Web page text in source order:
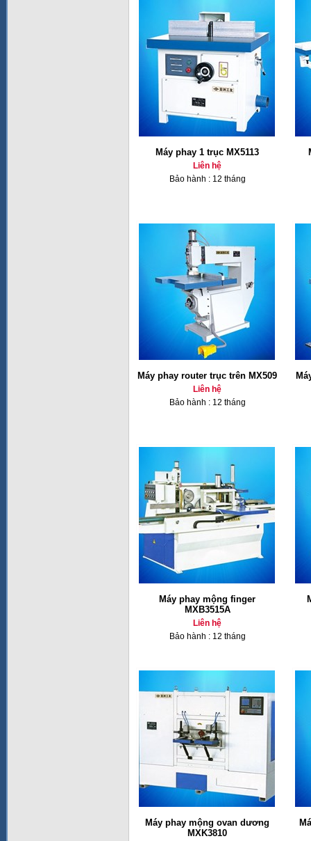
Máy phay 1 trục MX5113
Liên hệ
Bảo hành : 12 tháng
Máy phay router trục trên MX509
Liên hệ
Bảo hành : 12 tháng
Máy phay mộng finger
MXB3515A
Liên hệ
Bảo hành : 12 tháng
Máy phay mộng ovan dương
MXK3810